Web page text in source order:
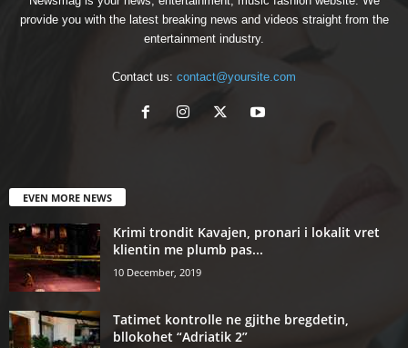
provide you with the latest breaking news and videos straight from the
entertainment industry.
Contact us: contact@yoursite.com
EVEN MORE NEWS
Krimi trondit Kavajen, pronari i lokalit vret
klientin me plumb pas...
10 December, 2019
Tatimet kontrolle ne gjithe bregdetin,
bllokohet “Adriatik 2”